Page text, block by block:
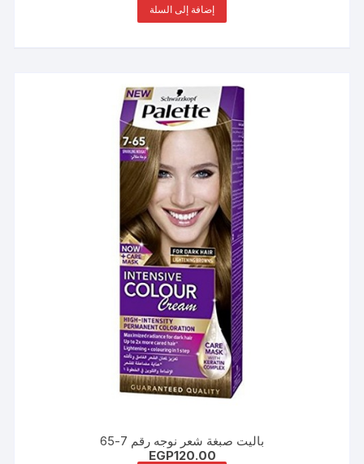
إضافة إلى السلة
باليت صبغة شعر نوجه رقم 7-65
EGP120.00